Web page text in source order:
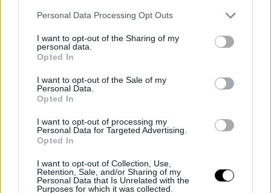
Personal Data Processing Opt Outs
I want to opt-out of the Sharing of my
personal data.
Opted In
I want to opt-out of the Sale of my
Personal Data.
Opted In
I want to opt-out of processing my
Personal Data for Targeted Advertising.
Opted In
I want to opt-out of Collection, Use,
Retention, Sale, and/or Sharing of my
Personal Data that Is Unrelated with the
Purposes for which it was collected.
Η Λετίθια της Ισπανίας και η Σαρλίν του Μονακό